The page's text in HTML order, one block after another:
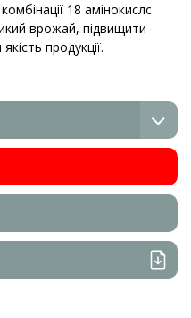
18 амінокислот,
врожай, підвищити
продукції.